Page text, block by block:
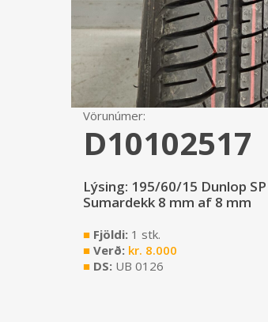
Vörunúmer:
D10102517
Lýsing: 195/60/15 Dunlop
Sumardekk 8 mm af 8 mm
■ Fjöldi: 1 stk.
■ Verð: kr. 8.000
■ DS: UB 0126